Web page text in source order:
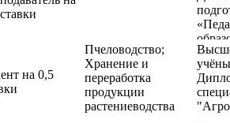
на 0,5
Пчеловодство;
Хранение и
переработка
продукции
растениеводства